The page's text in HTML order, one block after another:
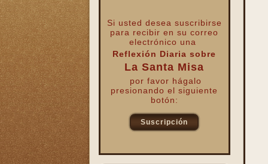
Si usted desea suscribirse
para recibir en su correo
electrónico una
Reflexión Diaria sobre
La Santa Misa
por favor hágalo
presionando el siguiente
botón:
Suscripción